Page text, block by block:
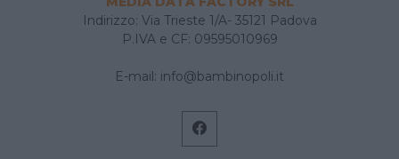
Indirizzo: Via Trieste 1/A- 35121 Padova
P.IVA e CF: 09595010969
E-mail: info@bambinopoli.it